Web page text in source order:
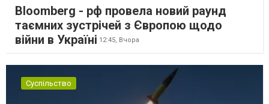
Bloomberg - рф провела новий раунд
таємних зустрічей з Європою щодо
війни в Україні 12:45, Вчора
Суспільство